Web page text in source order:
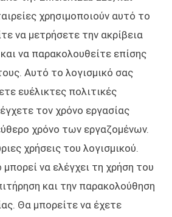
χρησιμοποιούν αυτό το
να μετρήσετε την ακρίβεια
να παρακολουθείτε επίσης
Αυτό το λογισμικό σας
ευέλικτες πολιτικές
τον χρόνο εργασίας
χρόνο των εργαζομένων.
χρήσεις του λογισμικού.
να ελέγχει τη χρήση του
και την παρακολούθηση
Θα μπορείτε να έχετε